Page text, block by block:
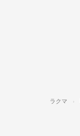
ラクマ